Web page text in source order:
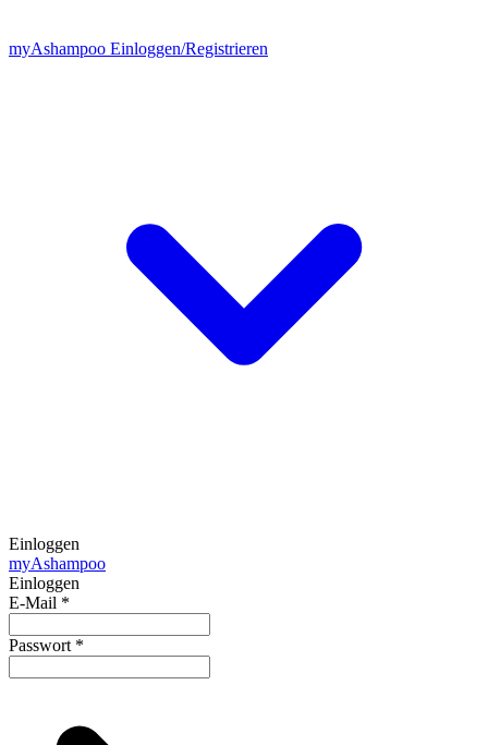
myAshampoo Einloggen/Registrieren
Einloggen
myAshampoo
Einloggen
E-Mail *
Passwort *